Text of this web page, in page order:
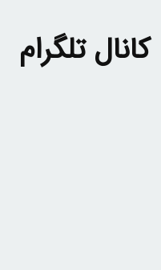
کانال تلگرام